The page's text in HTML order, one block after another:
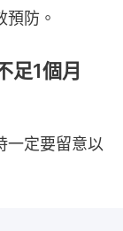
防。
足1個月
一定要留意以